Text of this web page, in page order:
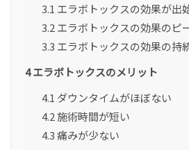
3.1 エラボトックスの効果が出
3.2 エラボトックスの効果のピ
3.3 エラボトックスの効果の持
4エラボトックスのメリット
4.1 ダウンタイムがほぼない
4.2 施術時間が短い
4.3痛みが少ない